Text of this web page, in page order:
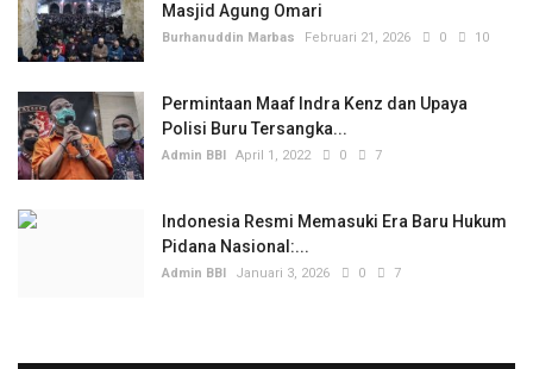
Masjid Agung Omari
Burhanuddin Marbas Februari 21, 2026 0 10
Permintaan Maaf Indra Kenz dan Upaya
Polisi Buru Tersangka...
Admin BBI April 1, 2022 0 7
Indonesia Resmi Memasuki Era Baru Hukum
Pidana Nasional:...
Admin BBI Januari 3, 2026 0 7